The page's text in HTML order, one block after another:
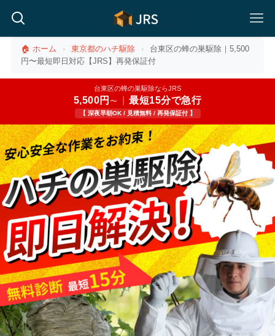
🏠 ホーム › 東京都のハチ駆除 ›
台東区の蜂の巣駆除｜5,500
円〜最短即日対応【JRS】再発保証付
台東区の蜂の巣駆除ならJRS
5,500円 〜 最短15分で急行
【 深夜早朝OK / 見積無料 / 再発保証付 】